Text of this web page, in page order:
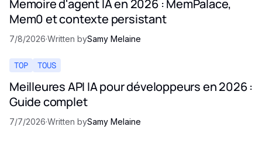
Memoire d'agent IA en 2026 : MemPalace,
Mem0 et contexte persistant
7/8/2026·Written bySamy Melaine
TOP TOUS
Meilleures API IA pour développeurs en 2026 :
Guide complet
7/7/2026·Written bySamy Melaine